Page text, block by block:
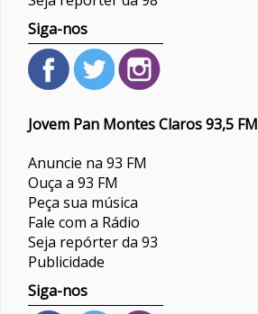
Siga-nos
Jovem Pan Montes Claros 93,5 FM
Anuncie na 93 FM
Ouça a 93 FM
Peça sua música
Fale com a Rádio
Seja repórter da 93
Publicidade
Siga-nos